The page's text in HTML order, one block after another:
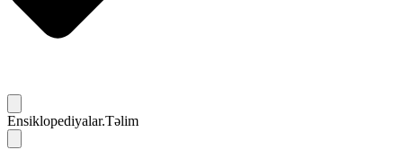
Ensiklopediyalar.Təlim